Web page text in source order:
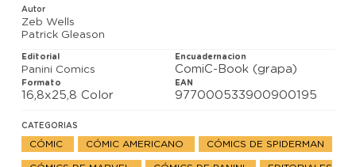
Autor
Zeb Wells
Patrick Gleason
Editorial
Panini Comics
Encuadernacion
ComiC-Book (grapa)
Formato
16,8x25,8 Color
EAN
977000533900900195
CATEGORIAS
CÓMIC CÓMIC AMERICANO CÓMICS DE SPIDERMAN